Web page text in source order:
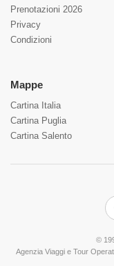
Prenotazioni 2026
Privacy
Condizioni
Mappe
Cartina Italia
Cartina Puglia
Cartina Salento
©
Agenzia Viaggi e Tour